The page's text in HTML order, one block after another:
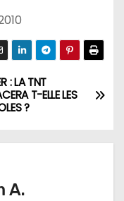
: LA TNT
T-ELLE LES
?
A.